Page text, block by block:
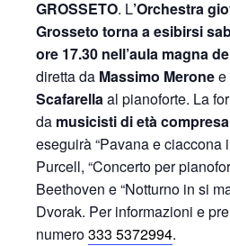
GROSSETO. L’Orchestra
Grosseto torna a esibirsi
ore 17.30 nell’aula magna
diretta da Massimo Meronee
Scafarellaal pianoforte. La
da musicisti di età
eseguirà “Pavana e ciaccona
Purcell, “Concerto per
Beethoven e “Notturno in si
Dvorak. Per informazioni e
numero333 5372994.